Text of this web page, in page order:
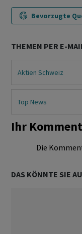
Bevorzugte
THEMEN PER E-
Aktien Schweiz
Top News
Ihr
Die
DAS KÖNNTE SIE